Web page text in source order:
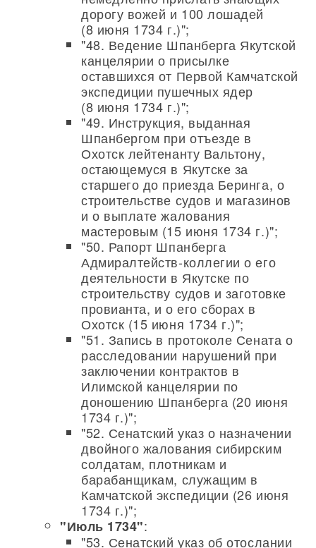
дорогу вожей и 100 лошадей
(8 июня 1734 г.)";
"48. Ведение Шпанберга Якутской
канцелярии о присылке
оставшихся от Первой Камчатской
экспедиции пушечных ядер
(8 июня 1734 г.)";
"49. Инструкция, выданная
Шпанбергом при отъезде в
Охотск лейтенанту Вальтону,
остающемуся в Якутске за
старшего до приезда Беринга, о
строительстве судов и магазинов
и о выплате жалования
мастеровым (15 июня 1734 г.)";
"50. Рапорт Шпанберга
Адмиралтейств-коллегии о его
деятельности в Якутске по
строительству судов и заготовке
провианта, и о его сборах в
Охотск (15 июня 1734 г.)";
"51. Запись в протоколе Сената о
расследовании нарушений при
заключении контрактов в
Илимской канцелярии по
доношению Шпанберга (20 июня
1734 г.)";
"52. Сенатский указ о назначении
двойного жалования сибирским
солдатам, плотникам и
барабанщикам, служащим в
Камчатской экспедиции (26 июня
1734 г.)";
"Июль 1734":
"53. Сенатский указ об отослании